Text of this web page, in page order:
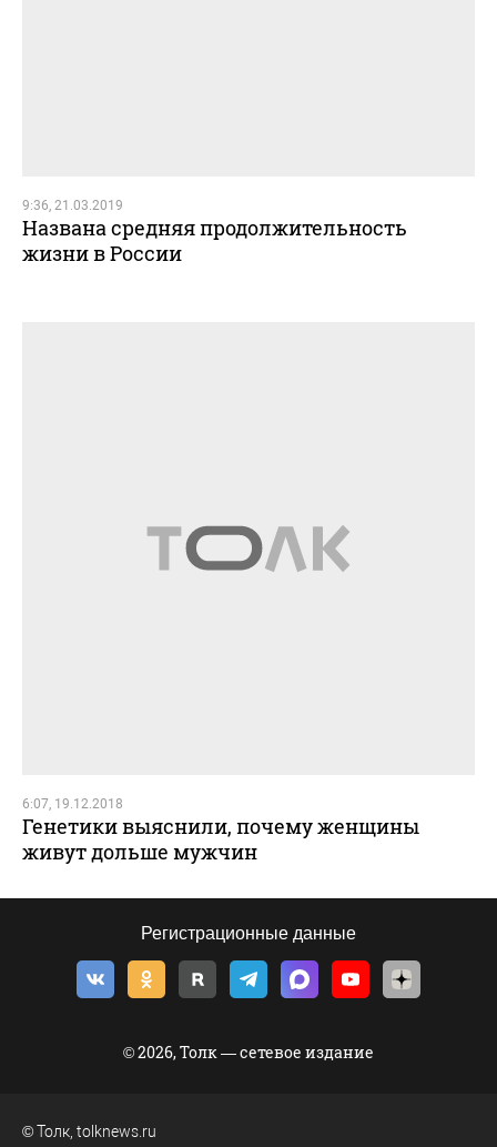
9:36, 21.03.2019
Названа средняя продолжительность
жизни в России
6:07, 19.12.2018
Генетики выяснили, почему женщины
живут дольше мужчин
Регистрационные данные
© 2026, Толк — сетевое издание
©Толк, tolknews.ru